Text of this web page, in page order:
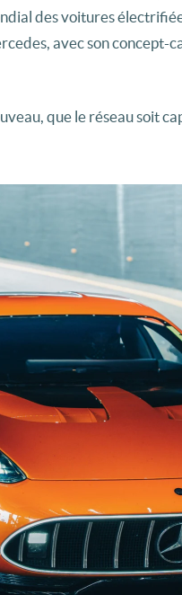
des voitures
avec son
que le réseau soit